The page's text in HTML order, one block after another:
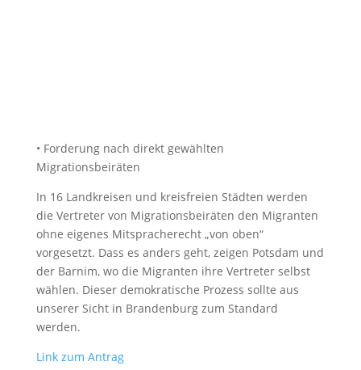
• Forderung nach direkt gewählten
Migrationsbeiräten
In 16 Landkreisen und kreisfreien Städten werden
die Vertreter von Migrationsbeiräten den Migranten
ohne eigenes Mitspracherecht „von oben“
vorgesetzt. Dass es anders geht, zeigen Potsdam und
der Barnim, wo die Migranten ihre Vertreter selbst
wählen. Dieser demokratische Prozess sollte aus
unserer Sicht in Brandenburg zum Standard
werden.
Link zum Antrag